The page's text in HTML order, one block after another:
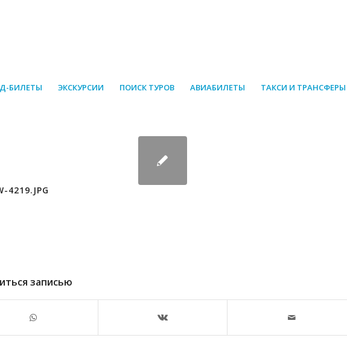
БИЛЕТЫ ЭКСКУРСИИ ПОИСК ТУРОВ АВИАБИЛЕТЫ ТАКСИ И ТРАНСФЕРЫ
4219.JPG
записью